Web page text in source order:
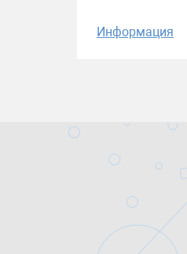
Информация